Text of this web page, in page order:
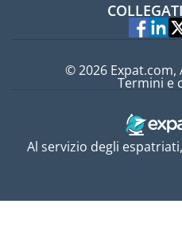
Al servizio degli
© 2026 Expat.com,
Termini e